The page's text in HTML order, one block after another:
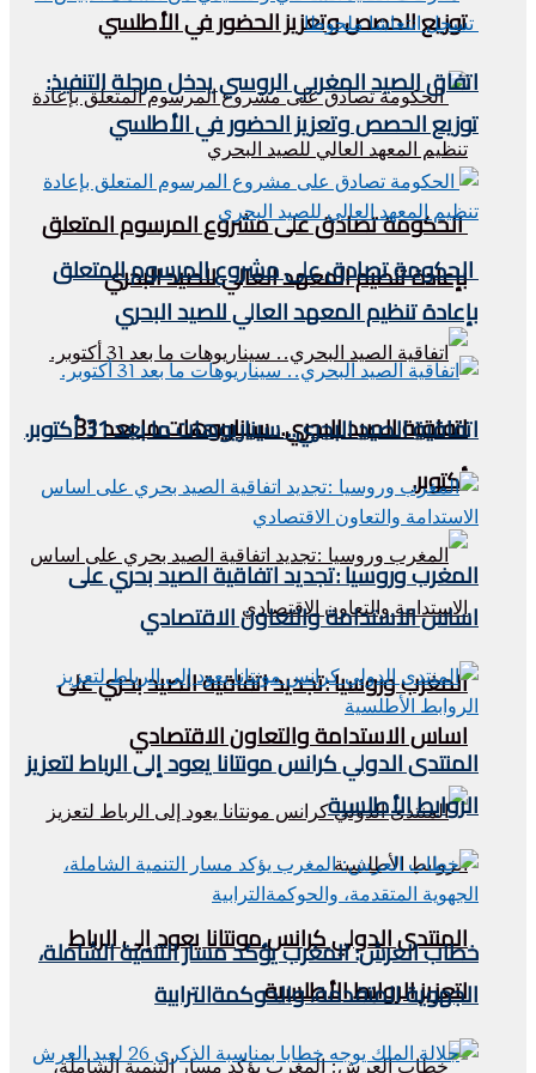
توزيع الحصص وتعزيز الحضور في الأطلسي
الحكومة تصادق على مشروع المرسوم المتعلق
بإعادة تنظيم المعهد العالي للصيد البحري
اتفاقية الصيد البحري.. سيناريوهات ما بعد 31
أكتوبر.
المغرب وروسيا :تجديد اتفاقية الصيد بحري على
اساس الاستدامة والتعاون الاقتصادي
المنتدى الدولي كرانس مونتانا يعود إلى الرباط
لتعزيز الروابط الأطلسية
اتفاق الصيد المغربي الروسي يدخل مرحلة التنفيذ:
توزيع الحصص وتعزيز الحضور في الأطلسي
الحكومة تصادق على مشروع المرسوم المتعلق
بإعادة تنظيم المعهد العالي للصيد البحري
اتفاقية الصيد البحري.. سيناريوهات ما بعد 31 أكتوبر.
المغرب وروسيا :تجديد اتفاقية الصيد بحري على
اساس الاستدامة والتعاون الاقتصادي
المنتدى الدولي كرانس مونتانا يعود إلى الرباط لتعزيز
الروابط الأطلسية
خطاب العرش: المغرب يؤكد مسار التنمية الشاملة،
الجهوية المتقدمة، والحوكمةالترابية